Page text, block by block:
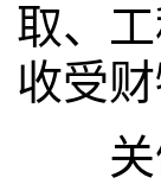
取、
收受财
关健